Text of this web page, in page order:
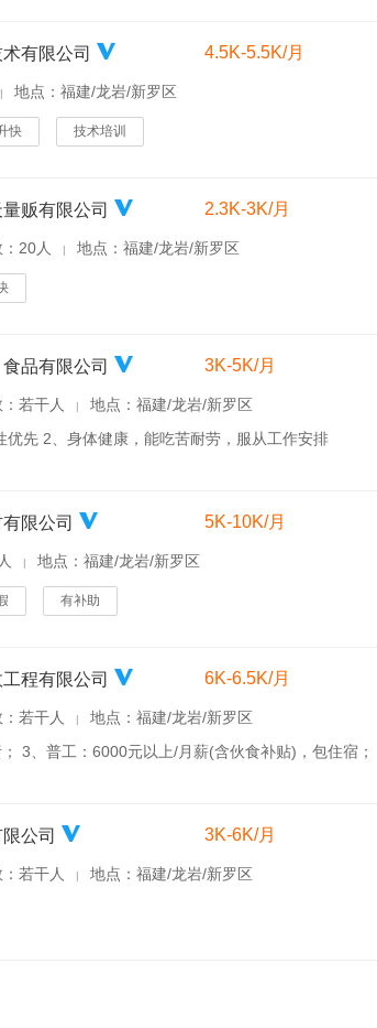
有限公司 4.5K-5.5K/月
| 地点：福建/龙岩/新罗区
快 技术培训
贩有限公司 2.3K-3K/月
：20人 | 地点：福建/龙岩/新罗区
品有限公司 3K-5K/月
：若干人 |
地点：福建/龙岩/新罗区
先 2、身体健康，能吃苦耐劳，服从工作安排
限公司 5K-10K/月
| 地点：福建/龙岩/新罗区
有补助
程有限公司 6K-6.5K/月
：若干人 |
地点：福建/龙岩/新罗区
3、普工：6000元以上/月薪(含伙食补贴)，包住宿；
公司 3K-6K/月
：若干人 |
地点：福建/龙岩/新罗区